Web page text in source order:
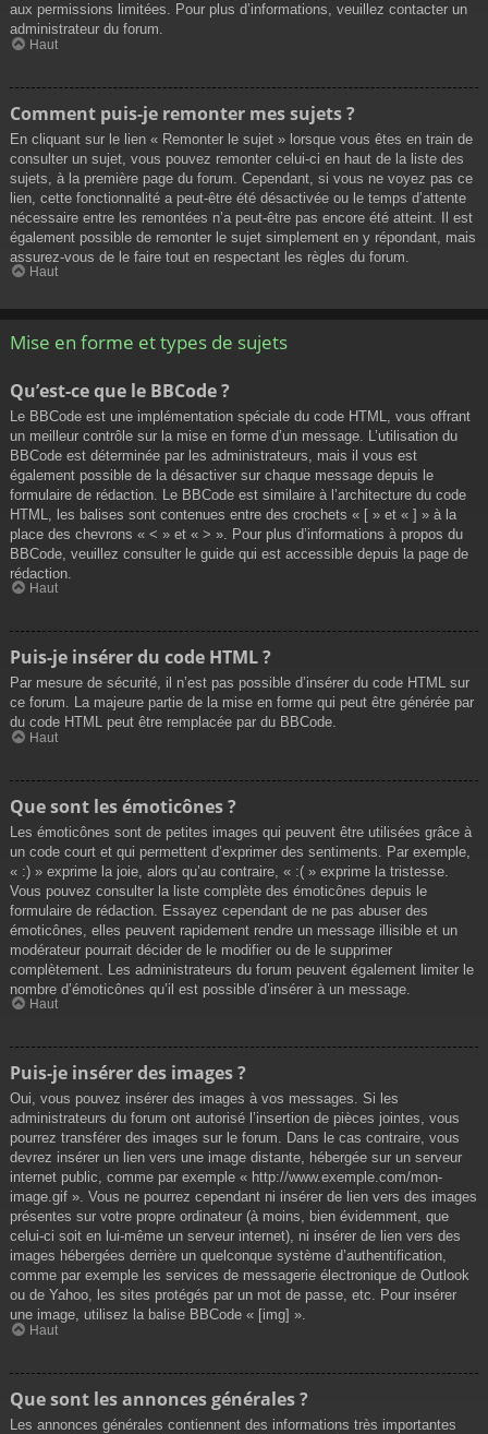
aux permissions limitées. Pour plus d’informations, veuillez contacter un
administrateur du forum.
Haut
Comment puis-je remonter mes sujets ?
En cliquant sur le lien « Remonter le sujet » lorsque vous êtes en train de
consulter un sujet, vous pouvez remonter celui-ci en haut de la liste des
sujets, à la première page du forum. Cependant, si vous ne voyez pas ce
lien, cette fonctionnalité a peut-être été désactivée ou le temps d’attente
nécessaire entre les remontées n’a peut-être pas encore été atteint. Il est
également possible de remonter le sujet simplement en y répondant, mais
assurez-vous de le faire tout en respectant les règles du forum.
Haut
Mise en forme et types de sujets
Qu’est-ce que le BBCode ?
Le BBCode est une implémentation spéciale du code HTML, vous offrant
un meilleur contrôle sur la mise en forme d’un message. L’utilisation du
BBCode est déterminée par les administrateurs, mais il vous est
également possible de la désactiver sur chaque message depuis le
formulaire de rédaction. Le BBCode est similaire à l’architecture du code
HTML, les balises sont contenues entre des crochets « [ » et « ] » à la
place des chevrons « < » et « > ». Pour plus d’informations à propos du
BBCode, veuillez consulter le guide qui est accessible depuis la page de
rédaction.
Haut
Puis-je insérer du code HTML ?
Par mesure de sécurité, il n’est pas possible d’insérer du code HTML sur
ce forum. La majeure partie de la mise en forme qui peut être générée par
du code HTML peut être remplacée par du BBCode.
Haut
Que sont les émoticônes ?
Les émoticônes sont de petites images qui peuvent être utilisées grâce à
un code court et qui permettent d’exprimer des sentiments. Par exemple,
« :) » exprime la joie, alors qu’au contraire, « :( » exprime la tristesse.
Vous pouvez consulter la liste complète des émoticônes depuis le
formulaire de rédaction. Essayez cependant de ne pas abuser des
émoticônes, elles peuvent rapidement rendre un message illisible et un
modérateur pourrait décider de le modifier ou de le supprimer
complètement. Les administrateurs du forum peuvent également limiter le
nombre d’émoticônes qu’il est possible d’insérer à un message.
Haut
Puis-je insérer des images ?
Oui, vous pouvez insérer des images à vos messages. Si les
administrateurs du forum ont autorisé l’insertion de pièces jointes, vous
pourrez transférer des images sur le forum. Dans le cas contraire, vous
devrez insérer un lien vers une image distante, hébergée sur un serveur
internet public, comme par exemple « http://www.exemple.com/mon-
image.gif ». Vous ne pourrez cependant ni insérer de lien vers des images
présentes sur votre propre ordinateur (à moins, bien évidemment, que
celui-ci soit en lui-même un serveur internet), ni insérer de lien vers des
images hébergées derrière un quelconque système d’authentification,
comme par exemple les services de messagerie électronique de Outlook
ou de Yahoo, les sites protégés par un mot de passe, etc. Pour insérer
une image, utilisez la balise BBCode « [img] ».
Haut
Que sont les annonces générales ?
Les annonces générales contiennent des informations très importantes